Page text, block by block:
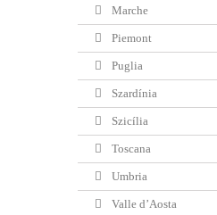
Marche
Piemont
Puglia
Szardínia
Szicília
Toscana
Umbria
Valle d’Aosta